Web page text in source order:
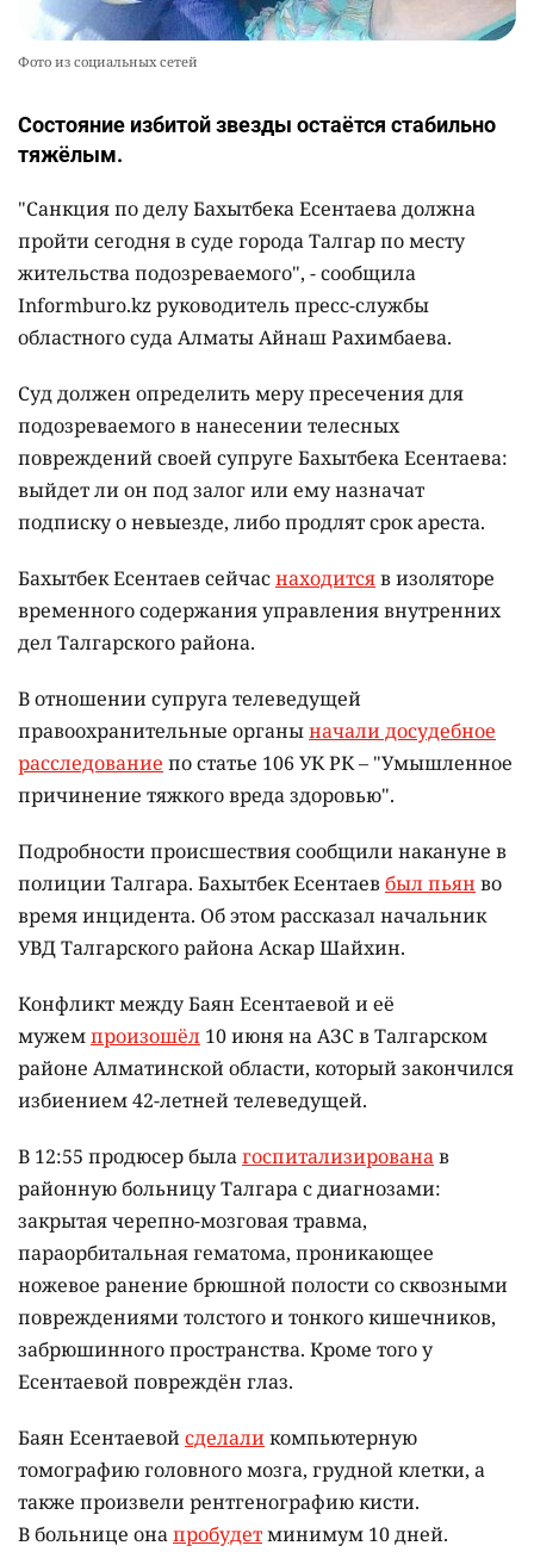
Фото из социальных сетей
Состояние избитой звезды остаётся стабильно
тяжёлым.
"Санкция по делу Бахытбека Есентаева должна
пройти сегодня в суде города Талгар по месту
жительства подозреваемого", - сообщила
Informburo.kz руководитель пресс-службы
областного суда Алматы Айнаш Рахимбаева.
Суд должен определить меру пресечения для
подозреваемого в нанесении телесных
повреждений своей супруге Бахытбека Есентаева:
выйдет ли он под залог или ему назначат
подписку о невыезде, либо продлят срок ареста.
Бахытбек Есентаев сейчаснаходитсяв изоляторе
временного содержания управления внутренних
дел Талгарского района.
В отношении супруга телеведущей
правоохранительные органыначали досудебное
расследование по статье 106 УК РК – "Умышленное
причинение тяжкого вреда здоровью".
Подробности происшествия сообщили накануне в
полиции Талгара. Бахытбек Есентаевбыл пьян во
время инцидента. Об этом рассказал начальник
УВД Талгарского района Аскар Шайхин.
Конфликт между Баян Есентаевой и её
мужемпроизошёл 10 июня на АЗС в Талгарском
районе Алматинской области, который закончился
избиением 42-летней телеведущей.
В 12:55 продюсер былагоспитализированав
районную больницу Талгара с диагнозами:
закрытая черепно-мозговая травма,
параорбитальная гематома, проникающее
ножевое ранение брюшной полости со сквозными
повреждениями толстого и тонкого кишечников,
забрюшинного пространства. Кроме того у
Есентаевой повреждён глаз.
Баян Есентаевойсделаликомпьютерную
томографию головного мозга, грудной клетки, а
также произвели рентгенографию кисти.
В больнице онапробудетминимум 10 дней.